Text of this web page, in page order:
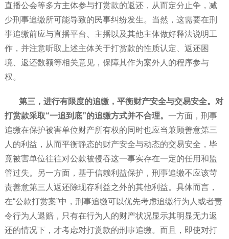
直播公会等多方主体参与打赏款的返还，从而定分止争，减
少刑事追缴所可能导致的民事纠纷发生。当然，这需要在刑
事追缴前应与直播平台、主播以及其他主体做好释法说明工
作，并注意听取上述主体关于打赏款的性质认定、返还困
境、返还数额等相关意见，保障其作为案外人的程序参与
权。
第三，进行有限度的追缴，平衡财产安全与交易安全。对
打赏款采取“一追到底”的追缴方式并不合理。 一方面，刑事
追缴在保护被害单位财产所有权的同时也应当兼顾善意第三
人的利益，从而平衡静态的财产安全与动态的交易安全，毕
竟被害单位往往对公款被侵吞这一事实存在一定的任用和监
管过失。另一方面，基于信赖利益保护，刑事追缴不应该苛
责善意第三人返还除现存利益之外的其他利益。具体而言，
在“公款打赏案”中，刑事追缴可以优先考虑追缴行为人或者责
令行为人退赔，只有在行为人的财产状况显示其明显无力返
还的情况下，才考虑对打赏款的刑事追缴。而且，即使对打